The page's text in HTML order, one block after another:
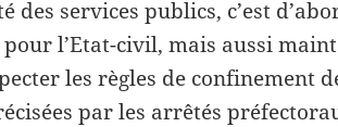
des services publics, c’est
l’Etat-civil, mais aussi
les règles de confinement
par les arrêtés